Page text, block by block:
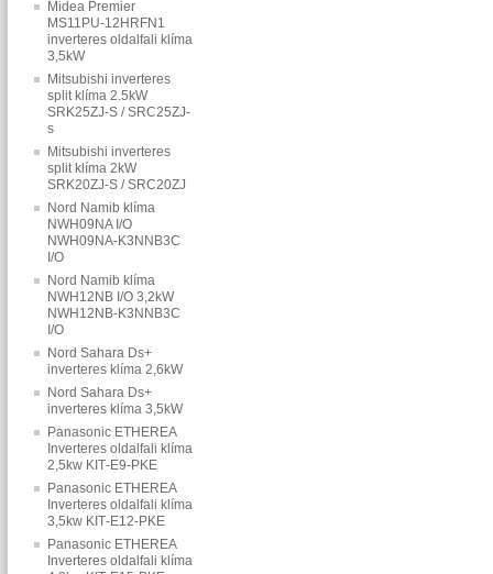
Midea Premier
MS11PU-12HRFN1
inverteres oldalfali klíma
3,5kW
Mitsubishi inverteres
split klíma 2.5kW
SRK25ZJ-S / SRC25ZJ-
s
Mitsubishi inverteres
split klíma 2kW
SRK20ZJ-S / SRC20ZJ
Nord Namib klíma
NWH09NA I/O
NWH09NA-K3NNB3C
I/O
Nord Namib klíma
NWH12NB I/O 3,2kW
NWH12NB-K3NNB3C
I/O
Nord Sahara Ds+
inverteres klíma 2,6kW
Nord Sahara Ds+
inverteres klíma 3,5kW
Panasonic ETHEREA
Inverteres oldalfali klíma
2,5kw KIT‐E9‐PKE
Panasonic ETHEREA
Inverteres oldalfali klíma
3,5kw KIT‐E12‐PKE
Panasonic ETHEREA
Inverteres oldalfali klíma